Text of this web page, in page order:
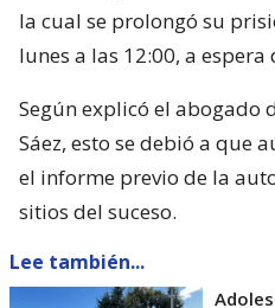
la cual se prolongó su
lunes a las 12:00, a
Según explicó el abogado
Sáez, esto se debió a que
el informe previo de la
sitios del suceso.
Lee también...